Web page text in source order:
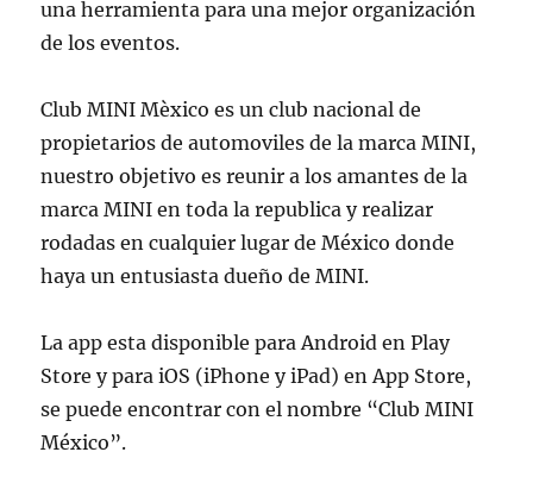
una herramienta para una mejor organización
de los eventos.
Club MINI Mèxico es un club nacional de
propietarios de automoviles de la marca MINI,
nuestro objetivo es reunir a los amantes de la
marca MINI en toda la republica y realizar
rodadas en cualquier lugar de México donde
haya un entusiasta dueño de MINI.
La app esta disponible para Android en Play
Store y para iOS (iPhone y iPad) en App Store,
se puede encontrar con el nombre “Club MINI
México”.